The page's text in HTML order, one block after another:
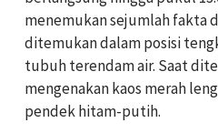
menemukan sejumlah fakta
ditemukan dalam posisi
tubuh terendam air. Saat
mengenakan kaos merah
pendek hitam-putih.